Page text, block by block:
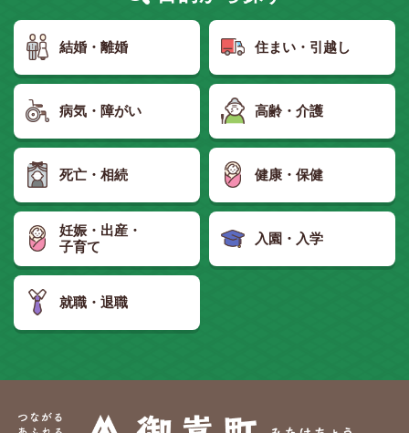
結婚・離婚 住まい・引越し
病気・障がい 高齢・介護
死亡・相続 健康・保健
妊娠・出産・
子育て
入園・入学
就職・退職